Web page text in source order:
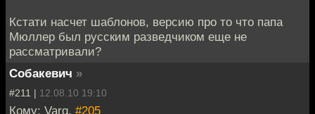
Кстати насчет шаблонов, версию про то что папа
Мюллер был русским разведчиком еще не
рассматривали?
Собакевич »
#211 | 12.08.10 19:10
Кому: Varg, #205